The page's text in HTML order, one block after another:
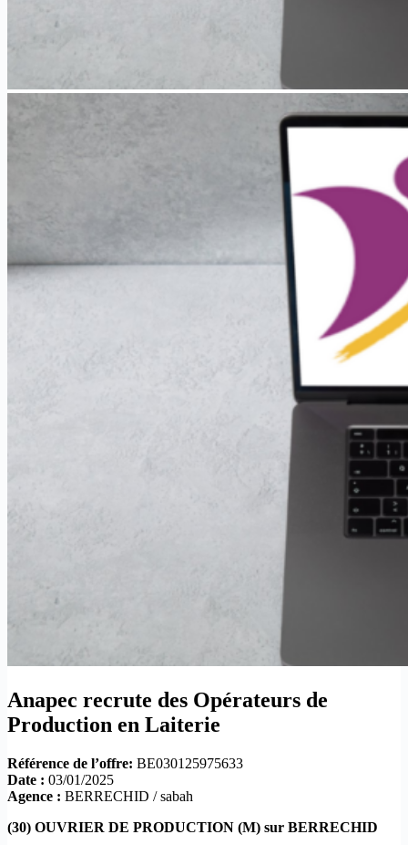
Anapec recrute des Opérateurs de
Production en Laiterie
Référence de l’offre: BE030125975633
Date : 03/01/2025
Agence : BERRECHID / sabah
(30) OUVRIER DE PRODUCTION (M) sur BERRECHID